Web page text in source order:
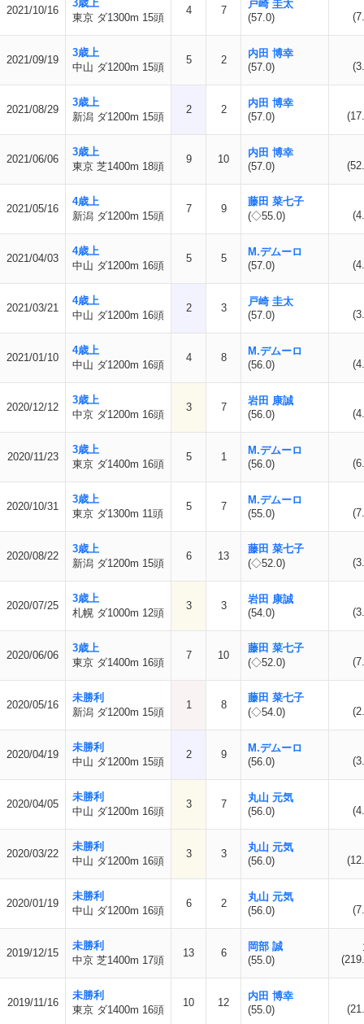
2021/10/16
3歳上
東京 ダ1300m 15頭
4 7
戸崎 圭太
(57.0)
2021/09/19
3歳上
中山 ダ1200m 15頭
5 2
内田 博幸
(57.0)
2021/08/29
3歳上
新潟 ダ1200m 15頭
2 2
内田 博幸
(57.0)
2021/06/06
3歳上
東京 芝1400m 18頭
9 10
内田 博幸
(57.0)
2021/05/16
4歳上
新潟 ダ1200m 15頭
7 9
藤田 菜七子
(◇55.0)
2021/04/03
4歳上
中山 ダ1200m 16頭
5 5
M.デムーロ
(57.0)
2021/03/21
4歳上
中山 ダ1200m 16頭
2 3
戸崎 圭太
(57.0)
2021/01/10
4歳上
中山 ダ1200m 16頭
4 8
M.デムーロ
(56.0)
2020/12/12
3歳上
中京 ダ1200m 16頭
3 7
岩田 康誠
(56.0)
2020/11/23
3歳上
東京 ダ1400m 16頭
5 1
M.デムーロ
(56.0)
2020/10/31
3歳上
東京 ダ1300m 11頭
5 7
M.デムーロ
(55.0)
2020/08/22
3歳上
新潟 ダ1200m 15頭
6 13
藤田 菜七子
(◇52.0)
2020/07/25
3歳上
札幌 ダ1000m 12頭
3 3
岩田 康誠
(54.0)
2020/06/06
3歳上
東京 ダ1400m 16頭
7 10
藤田 菜七子
(◇52.0)
2020/05/16
未勝利
新潟 ダ1200m 15頭
1 8
藤田 菜七子
(◇54.0)
2020/04/19
未勝利
中山 ダ1200m 15頭
2 9
M.デムーロ
(56.0)
2020/04/05
未勝利
中山 ダ1200m 16頭
3 7
丸山 元気
(56.0)
2020/03/22
未勝利
中山 ダ1200m 16頭
3 3
丸山 元気
(56.0)
2020/01/19
未勝利
中山 ダ1200m 16頭
6 2
丸山 元気
(56.0)
2019/12/15
未勝利
中京 芝1400m 17頭
13 6
岡部 誠
(55.0)
2019/11/16
未勝利
東京 ダ1400m 16頭
10 12
内田 博幸
(55.0)